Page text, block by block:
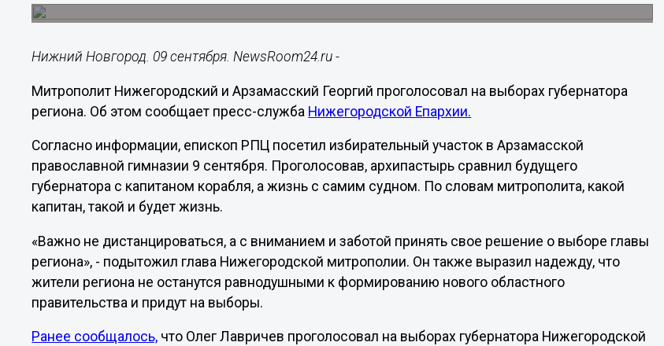
Нижний Новгород. 09 сентября. NewsRoom24.ru -
Митрополит Нижегородский и Арзамасский Георгий проголосовал на выборах губернатора
региона. Об этом сообщает пресс-служба Нижегородской Епархии.
Согласно информации, епископ РПЦ посетил избирательный участок в Арзамасской
православной гимназии 9 сентября. Проголосовав, архипастырь сравнил будущего
губернатора с капитаном корабля, а жизнь с самим судном. По словам митрополита, какой
капитан, такой и будет жизнь.
«Важно не дистанцироваться, а с вниманием и заботой принять свое решение о выборе главы
региона», - подытожил глава Нижегородской митрополии. Он также выразил надежду, что
жители региона не останутся равнодушными к формированию нового областного
правительства и придут на выборы.
Ранее сообщалось, что Олег Лавричев проголосовал на выборах губернатора Нижегородской